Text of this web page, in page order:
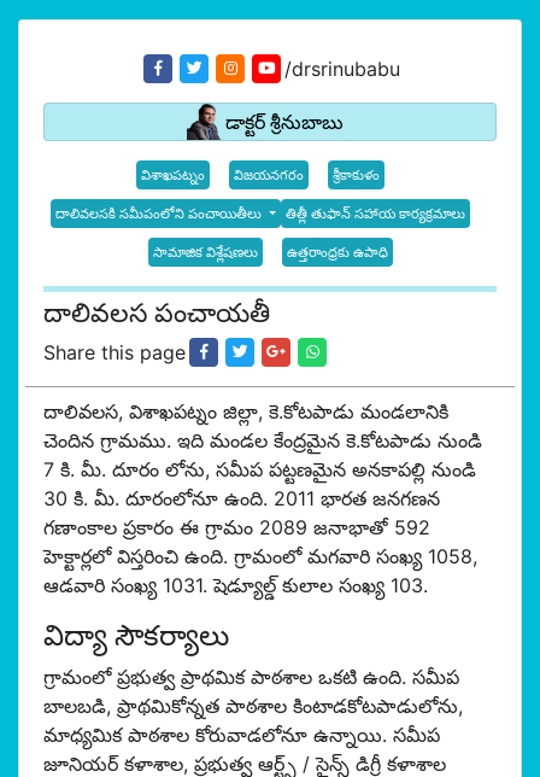
/drsrinubabu
డాక్టర్ శ్రీనుబాబు
విశాఖపట్నం విజయనగరం శ్రీకాకుళం
దాలివలసకి సమీపంలోని పంచాయితీలు తిత్లీ తుఫాన్ సహాయ కార్యక్రమాలు
సామాజిక విశ్లేషణలు ఉత్తరాంధ్రకు ఉపాధి
దాలివలస పంచాయతీ
Share this page
దాలివలస, విశాఖపట్నం జిల్లా, కె.కోటపాడు మండలానికి
చెందిన గ్రామము. ఇది మండల కేంద్రమైన కె.కోటపాడు నుండి
7 కి. మీ. దూరం లోను, సమీప పట్టణమైన అనకాపల్లి నుండి
30 కి. మీ. దూరంలోనూ ఉంది. 2011 భారత జనగణన
గణాంకాల ప్రకారం ఈ గ్రామం 2089 జనాభాతో 592
హెక్టార్లలో విస్తరించి ఉంది. గ్రామంలో మగవారి సంఖ్య 1058,
ఆడవారి సంఖ్య 1031. షెడ్యూల్డ్ కులాల సంఖ్య 103.
విద్యా సౌకర్యాలు
గ్రామంలో ప్రభుత్వ ప్రాథమిక పాఠశాల ఒకటి ఉంది. సమీప
బాలబడి, ప్రాథమికోన్నత పాఠశాల కింటాడకోటపాడులోను,
మాధ్యమిక పాఠశాల కోరువాడలోనూ ఉన్నాయి. సమీప
జూనియర్ కళాశాల, ప్రభుత్వ ఆర్ట్స్ / సైన్స్ డిగ్రీ కళాశాల